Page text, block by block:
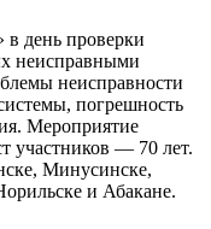
день проверки
неисправными
неисправности
погрешность
Мероприятие
участников — 70 лет.
Минусинске,
и Абакане.